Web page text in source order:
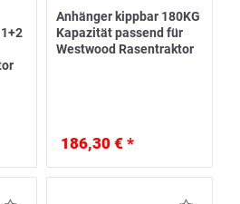
Anhänger kippbar 180KG
Kapazität passend für
Westwood Rasentraktor
186,30 € *